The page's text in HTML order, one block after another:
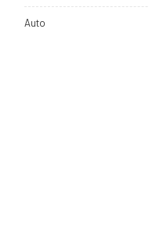
Auto